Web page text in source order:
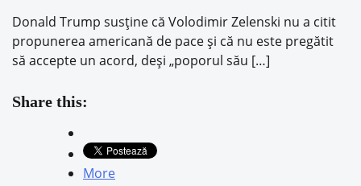
Donald Trump susține că Volodimir Zelenski nu a citit
propunerea americană de pace și că nu este pregătit
să accepte un acord, deși „poporul său […]
Share this:
More